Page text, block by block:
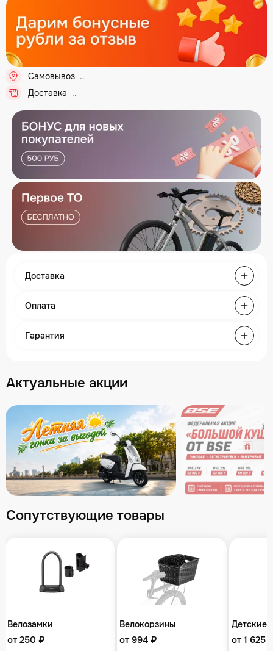
Самовывоз ...
Доставка ...
Доставка
Оплата
Гарантия
Актуальные акции
Сопутствующие товары
Велозамки
от 250 ₽
Велокорзины
от 994 ₽
Детские
от 1 625